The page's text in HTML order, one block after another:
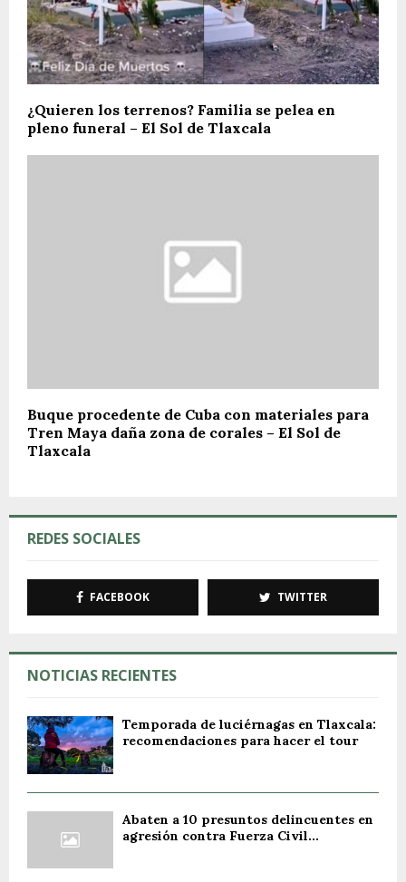
¿Quieren los terrenos? Familia se pelea en
pleno funeral – El Sol de Tlaxcala
Buque procedente de Cuba con materiales para
Tren Maya daña zona de corales – El Sol de
Tlaxcala
REDES SOCIALES
FACEBOOK TWITTER
NOTICIAS RECIENTES
Temporada de luciérnagas en Tlaxcala:
recomendaciones para hacer el tour
Abaten a 10 presuntos delincuentes en
agresión contra Fuerza Civil...